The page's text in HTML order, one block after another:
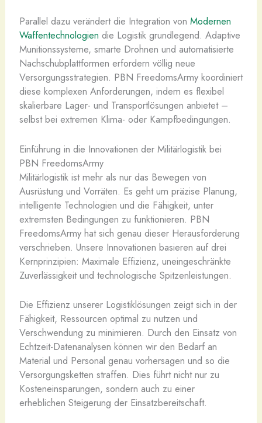
Parallel dazu verändert die Integration von Modernen
Waffentechnologien die Logistik grundlegend. Adaptive
Munitionssysteme, smarte Drohnen und automatisierte
Nachschubplattformen erfordern völlig neue
Versorgungsstrategien. PBN FreedomsArmy koordiniert
diese komplexen Anforderungen, indem es flexibel
skalierbare Lager- und Transportlösungen anbietet –
selbst bei extremen Klima- oder Kampfbedingungen.
Einführung in die Innovationen der Militärlogistik bei
PBN FreedomsArmy
Militärlogistik ist mehr als nur das Bewegen von
Ausrüstung und Vorräten. Es geht um präzise Planung,
intelligente Technologien und die Fähigkeit, unter
extremsten Bedingungen zu funktionieren. PBN
FreedomsArmy hat sich genau dieser Herausforderung
verschrieben. Unsere Innovationen basieren auf drei
Kernprinzipien: Maximale Effizienz, uneingeschränkte
Zuverlässigkeit und technologische Spitzenleistungen.
Die Effizienz unserer Logistiklösungen zeigt sich in der
Fähigkeit, Ressourcen optimal zu nutzen und
Verschwendung zu minimieren. Durch den Einsatz von
Echtzeit-Datenanalysen können wir den Bedarf an
Material und Personal genau vorhersagen und so die
Versorgungsketten straffen. Dies führt nicht nur zu
Kosteneinsparungen, sondern auch zu einer
erheblichen Steigerung der Einsatzbereitschaft.